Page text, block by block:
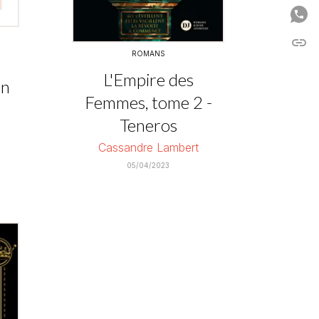
ROMANS
L'Empire des
Femmes, tome 2 -
Teneros
Cassandre Lambert
05/04/2023
link